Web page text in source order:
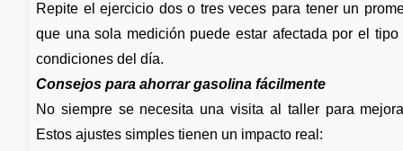
Repite el ejercicio dos o tres veces para tener un
que una sola medición puede estar afectada por el
condiciones del día.
Consejos para ahorrar gasolina fácilmente
No siempre se necesita una visita al taller para
Estos ajustes simples tienen un impacto real: